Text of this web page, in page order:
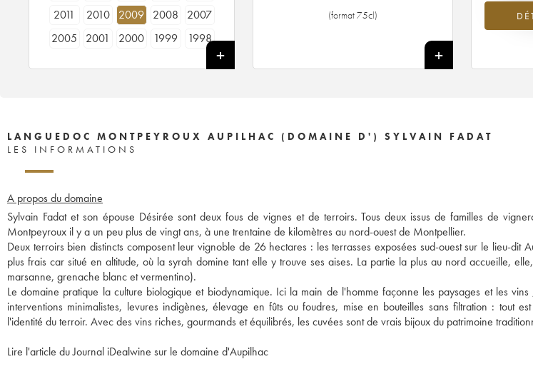
2011
2010 2009 2008
2007
2005
2001 2000 1999
1998
(format 75cl)
+
en
LANGUEDOC MONTPEYROUX AUPILHAC (DOMAINE D') SYLVAIN FADAT
LES INFORMATIONS
A propos du domaine
Sylvain Fadat et son épouse Désirée sont deux fous de vignes et de terroirs. Tous deux issus de familles de
Montpeyroux il y a un peu plus de vingt ans, à une trentaine de kilomètres au nord-ouest de Montpellier.
Deux terroirs bien distincts composent leur vignoble de 26 hectares : les terrasses exposées sud-ouest sur le lieu-dit
plus frais car situé en altitude, où la syrah domine tant elle y trouve ses aises. La partie la plus au nord accueille,
marsanne, grenache blanc et vermentino).
Le domaine pratique la culture biologique et biodynamique. Ici la main de l'homme façonne les paysages et les
interventions minimalistes, levures indigènes, élevage en fûts ou foudres, mise en bouteilles sans filtration : tout
l'identité du terroir. Avec des vins riches, gourmands et équilibrés, les cuvées sont de vrais bijoux du patrimoine
Lire l'article du Journal iDealwine sur le domaine d'Aupilhac